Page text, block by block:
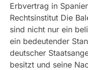
Erbvertrag in
Rechtsinstitut Die
sind nicht nur ein
ein bedeutender
deutscher
besitzt und seine